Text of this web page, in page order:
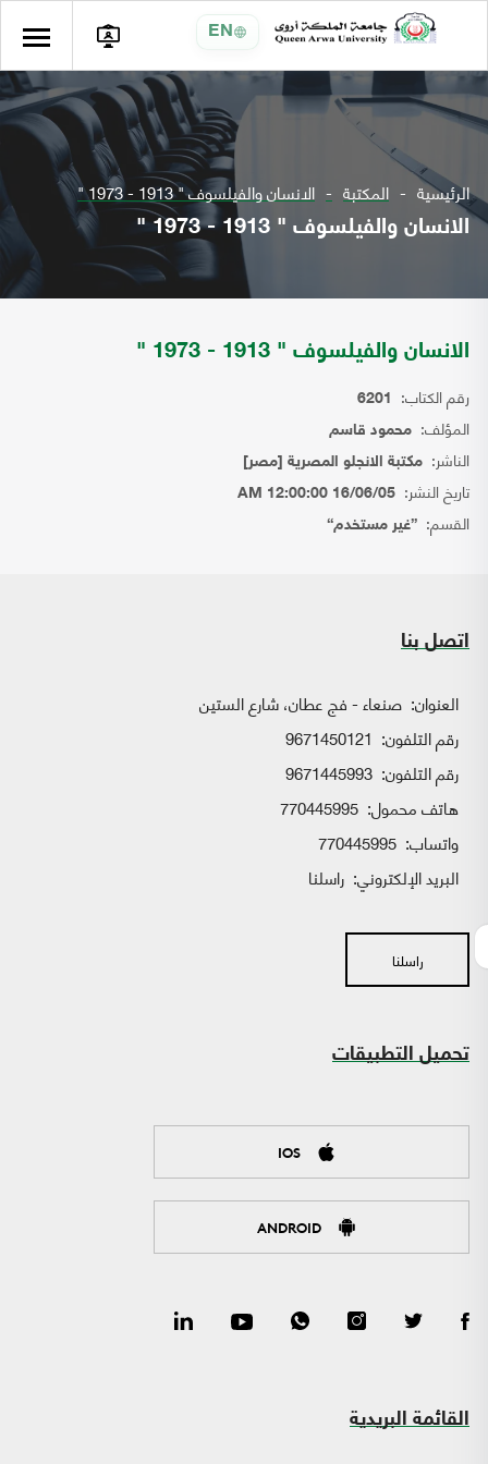
EN
الرئيسية المكتبة الانسان والفيلسوف " 1913 - 1973 "
الانسان والفيلسوف " 1913 - 1973 "
الانسان والفيلسوف " 1913 - 1973 "
رقم الكتاب: 6201
المؤلف: محمود قاسم
الناشر: مكتبة الانجلو المصرية [مصر]
تاريخ النشر: 16/06/05 12:00:00 AM
القسم: {غير مستخدم}
اتصل بنا
العنوان: صنعاء - فج عطان، شارع الستين
رقم التلفون: 9671450121
رقم التلفون: 9671445993
هاتف محمول: 770445995
واتساب:
البريد الإلكتروني: راسلنا
راسلنا
تحميل التطبيقات
IOS
ANDROID
القائمة البريدية